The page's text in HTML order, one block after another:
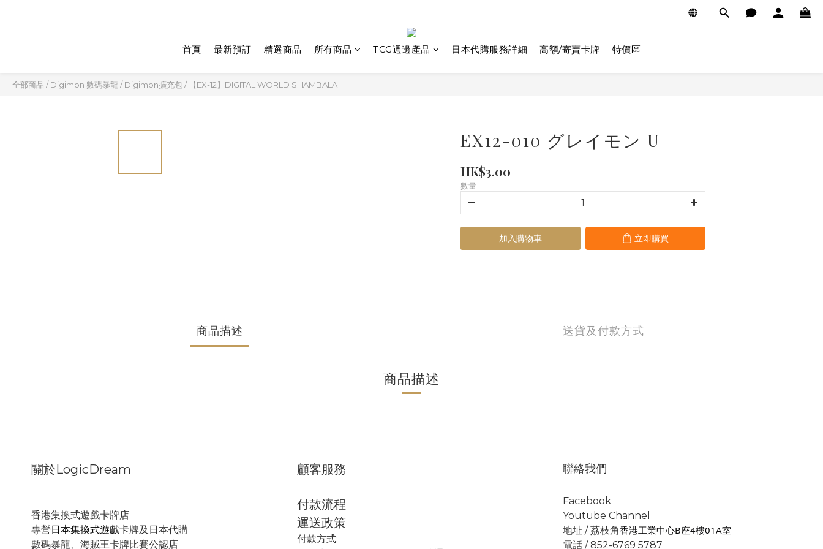
首頁 最新預訂 精選商品 所有商品 TCG週邊產品 日本代購服務詳細 高額/寄賣卡牌 特價區
全部商品 /Digimon 數碼暴龍 /Digimon擴充包/ 【EX-12】DIGITAL WORLD SHAMBALA
EX12-010 グレイモン U
HK$3.00
數量
加入購物車 立即購買
商品描述 送貨及付款方式
商品描述
關於LogicDream
香港集換式遊戲卡牌店
專營日本集換式遊戲卡牌及日本代購
數碼暴龍、海賊王卡牌比賽公認店
顧客服務
付款流程
運送政策
付款方式:
聯絡我們
Facebook
Youtube Channel
地址 / 荔枝角香港工業中心B座4樓01A室
電話 / 852-6769 5787